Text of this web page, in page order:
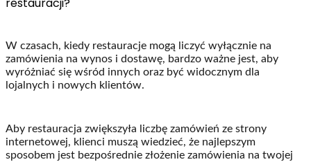
restauracji?
W czasach, kiedy restauracje mogą liczyć wyłącznie na
zamówienia na wynos i dostawę, bardzo ważne jest, aby
wyróżniać się wśród innych oraz być widocznym dla
lojalnych i nowych klientów.
Aby restauracja zwiększyła liczbę zamówień ze strony
internetowej, klienci muszą wiedzieć, że najlepszym
sposobem jest bezpośrednie złożenie zamówienia na twojej